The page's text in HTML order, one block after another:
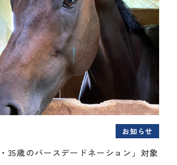
お知らせ
35歳のバースデードネーション」対象